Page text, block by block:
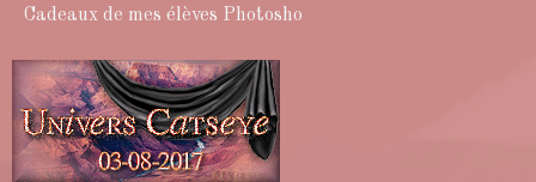
Cadeaux de mes élèves Photosho